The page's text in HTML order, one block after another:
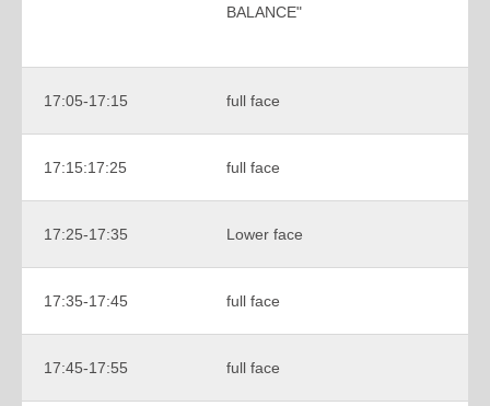
BALANCE"
17:05-17:15 full face
17:15:17:25 full face
17:25-17:35 Lower face
17:35-17:45 full face
17:45-17:55 full face